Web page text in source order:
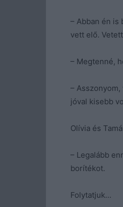
– Abban én is
vett elő.
– Megtenné,
–
jóval kisebb
Olívia és
– Legalább
borítékot.
Folytatjuk…